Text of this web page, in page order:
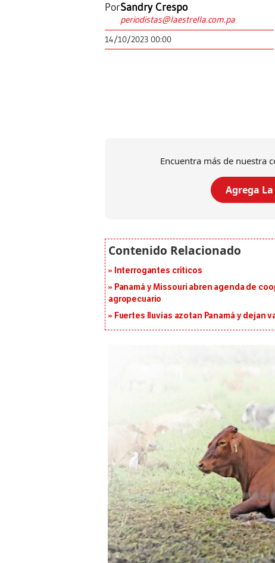
PorSandry Crespo
periodistas@laestrella.com.pa
14/10/2023 00:00
Encuentra más de nuestra
Agrega
Interrogantes críticos
Panamá y Missouri abren agenda de
agropecuario
Fuertes lluvias azotan Panamá y dejan